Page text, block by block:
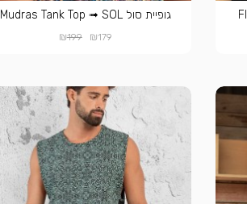
גופיית סול Mudras Tank Top ➟ SOL
₪179
₪199